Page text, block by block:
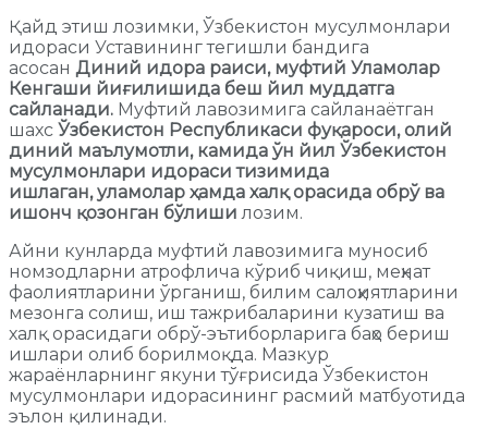
Қайд этиш лозимки, Ўзбекистон мусулмонлари
идораси Уставининг тегишли бандига
асосан Диний идора раиси, муфтий Уламолар
Кенгаши йиғилишида беш йил муддатга
сайланади. Муфтий лавозимига сайланаётган
шахс Ўзбекистон Республикаси фуқароси,олий
диний маълумотли, камида ўн йил Ўзбекистон
мусулмонлари идораси тизимида
ишлаган, уламолар ҳамда халқ орасида обрў ва
ишонч қозонган бўлиши лозим.
Айни кунларда муфтий лавозимига муносиб
номзодларни атрофлича кўриб чиқиш, меҳнат
фаолиятларини ўрганиш, билим салоҳиятларини
мезонга солиш, иш тажрибаларини кузатиш ва
халқ орасидаги обрў-эътиборларига баҳо бериш
ишлари олиб борилмоқда. Мазкур
жараёнларнинг якуни тўғрисида Ўзбекистон
мусулмонлари идорасининг расмий матбуотида
эълон қилинади.